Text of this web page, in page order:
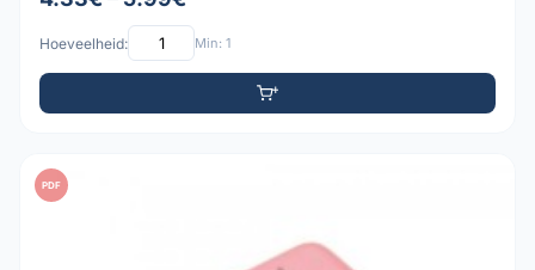
Hoeveelheid: Min: 1
PDF